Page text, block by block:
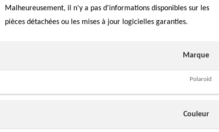
Malheureusement, il n'y a pas d'informations disponibles sur les
pièces détachées ou les mises à jour logicielles garanties.
Marque
Polaroid
Couleur